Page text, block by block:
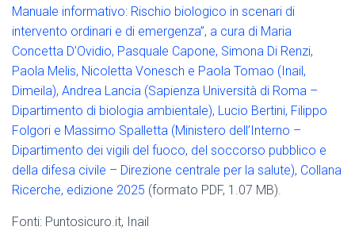
Manuale informativo: Rischio biologico in scenari di
intervento ordinari e di emergenza”, a cura di Maria
Concetta D’Ovidio, Pasquale Capone, Simona Di Renzi,
Paola Melis, Nicoletta Vonesch e Paola Tomao (Inail,
Dimeila), Andrea Lancia (Sapienza Università di Roma –
Dipartimento di biologia ambientale), Lucio Bertini, Filippo
Folgori e Massimo Spalletta (Ministero dell’Interno –
Dipartimento dei vigili del fuoco, del soccorso pubblico e
della difesa civile – Direzione centrale per la salute), Collana
Ricerche, edizione 2025 (formato PDF, 1.07 MB).
Fonti: Puntosicuro.it, Inail